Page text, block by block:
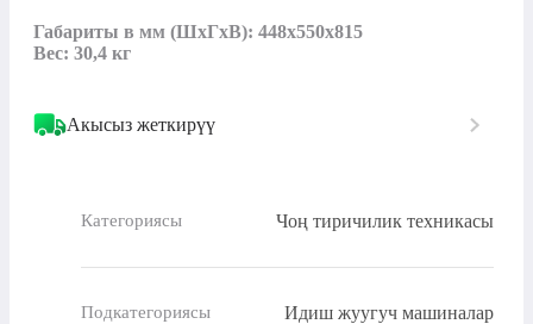
Габариты в мм (ШxГxВ): 448x550x815
Вес: 30,4 кг
Акысыз жеткирүү
Категориясы Чоң тиричилик техникасы
Подкатегориясы Идиш жуугуч машиналар